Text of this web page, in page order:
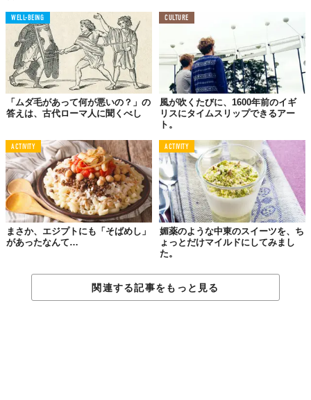
WELL-BEING
「ムダ毛があって何が悪いの？」の
答えは、古代ローマ人に聞くべし
CULTURE
風が吹くたびに、1600年前のイギ
リスにタイムスリップできるアー
ト。
ACTIVITY
まさか、エジプトにも「そばめし」
があったなんて…
ACTIVITY
媚薬のような中東のスイーツを、ち
ょっとだけマイルドにしてみまし
た。
関連する記事をもっと見る